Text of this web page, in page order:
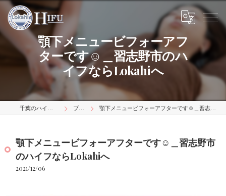
顎下メニュービフォーアフ
ターです☺︎＿習志野市のハ
イフならLokahiへ
ブログ 顎下メニュービフォーアフターです☺︎＿習志野市のハイフならLokahiへ
顎下メニュービフォーアフターです☺︎＿習志野市
のハイフならLokahiへ
2021/12/06